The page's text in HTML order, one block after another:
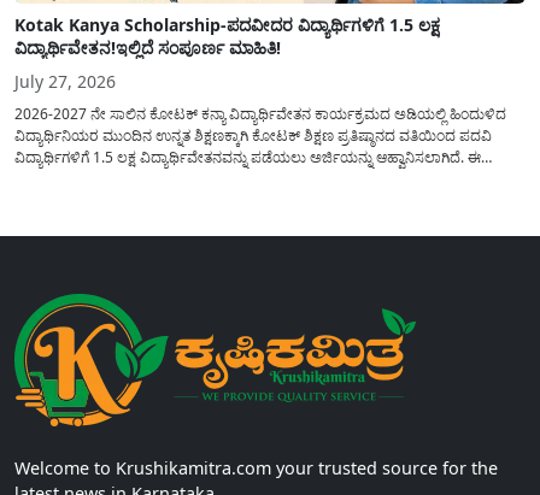
Kotak Kanya Scholarship-ಪದವೀದರ ವಿದ್ಯಾರ್ಥಿಗಳಿಗೆ 1.5 ಲಕ್ಷ
ವಿದ್ಯಾರ್ಥಿವೇತನ!ಇಲ್ಲಿದೆ ಸಂಪೂರ್ಣ ಮಾಹಿತಿ!
July 27, 2026
2026-2027 ನೇ ಸಾಲಿನ ಕೋಟಕ್ ಕನ್ಯಾ ವಿದ್ಯಾರ್ಥಿವೇತನ ಕಾರ್ಯಕ್ರಮದ ಅಡಿಯಲ್ಲಿ ಹಿಂದುಳಿದ
ವಿದ್ಯಾರ್ಥಿನಿಯರ ಮುಂದಿನ ಉನ್ನತ ಶಿಕ್ಷಣಕ್ಕಾಗಿ ಕೋಟಕ್ ಶಿಕ್ಷಣ ಪ್ರತಿಷ್ಠಾನದ ವತಿಯಿಂದ ಪದವಿ
ವಿದ್ಯಾರ್ಥಿಗಳಿಗೆ 1.5 ಲಕ್ಷ ವಿದ್ಯಾರ್ಥಿವೇತನವನ್ನು ಪಡೆಯಲು ಅರ್ಜಿಯನ್ನು ಆಹ್ವಾನಿಸಲಾಗಿದೆ. ಈ
Welcome to Krushikamitra.com your trusted source for the